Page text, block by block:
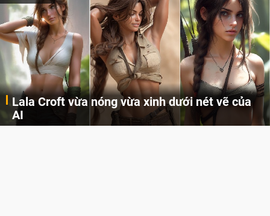
Khi AI Cosplay gái đẹp One Piece